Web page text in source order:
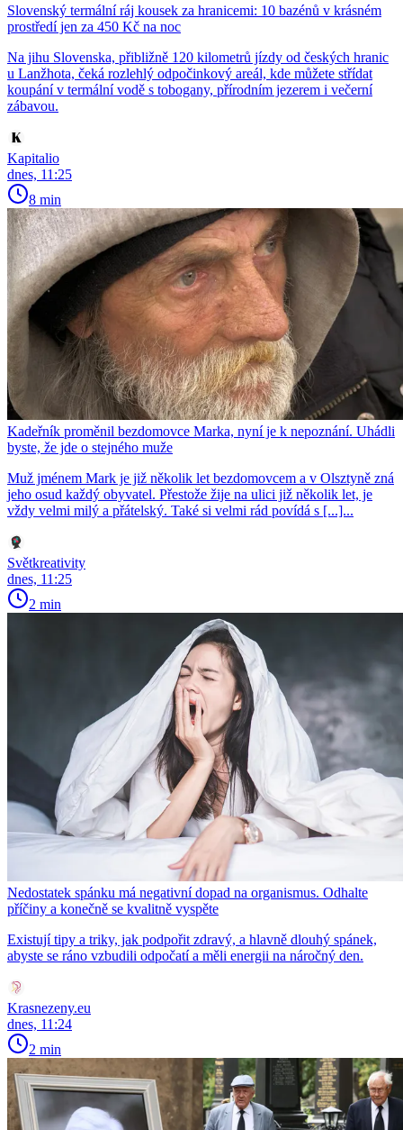
Slovenský termální ráj kousek za hranicemi: 10 bazénů v krásném
prostředí jen za 450 Kč na noc
Na jihu Slovenska, přibližně 120 kilometrů jízdy od českých hranic
u Lanžhota, čeká rozlehlý odpočinkový areál, kde můžete střídat
koupání v termální vodě s tobogany, přírodním jezerem i večerní
zábavou.
Kapitalio
dnes, 11:25
8 min
Kadeřník proměnil bezdomovce Marka, nyní je k nepoznání. Uhádli
byste, že jde o stejného muže
Muž jménem Mark je již několik let bezdomovcem a v Olsztyně zná
jeho osud každý obyvatel. Přestože žije na ulici již několik let, je
vždy velmi milý a přátelský. Také si velmi rád povídá s [...]...
Světkreativity
dnes, 11:25
2 min
Nedostatek spánku má negativní dopad na organismus. Odhalte
příčiny a konečně se kvalitně vyspěte
Existují tipy a triky, jak podpořit zdravý, a hlavně dlouhý spánek,
abyste se ráno vzbudili odpočatí a měli energii na náročný den.
Krasnezeny.eu
dnes, 11:24
2 min